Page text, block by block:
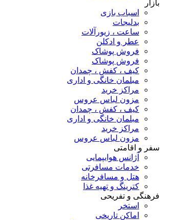
بازار
اسباب بازی
بدلیجات
ساعت ، زیورآلات
عطر و ادکلن
فروش پوشاک
فروش پوشاک
کیف ، کفش ، چمدان
مبلمان خانگی و اداری
مراکز خرید
مزون لباس عروس
کیف ، کفش ، چمدان
مبلمان خانگی و اداری
مراکز خرید
مزون لباس عروس
سفر و اقامتی
آژانس هوایپمایی
خدمات مسافرتی
هتل و مسافرخانه
کترینگ و تهیه غذا
فرهنگی و تفریحی
استخر
اماکن تاریخی